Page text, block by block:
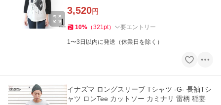
3,520円
10% （321pt） 要エントリー
1〜3日以内に発送（休業日を除く）
イナズマ ロングスリーブ Tシャツ -G- 長袖Tシ
ャツ ロンTee カットソー カミナリ 雷柄 稲妻